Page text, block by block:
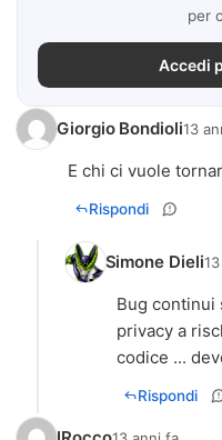
per
Accedi
Giorgio Bondioli13
E chi ci vuole
Rispondi
Simone Dieli
Bug continui
privacy a
codice ...
Rispondi